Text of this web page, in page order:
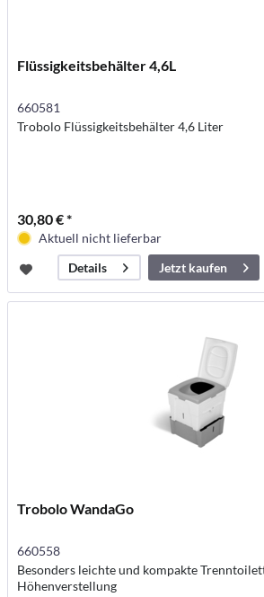
Flüssigkeitsbehälter 4,6L
660581
Trobolo Flüssigkeitsbehälter 4,6 Liter
30,80 € *
Aktuell nicht lieferbar
Details
Jetzt kaufen
Trobolo WandaGo
660558
Besonders leichte und kompakte
Höhenverstellung